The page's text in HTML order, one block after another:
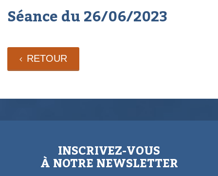
Séance du 26/06/2023
RETOUR
INSCRIVEZ-VOUS
À NOTRE NEWSLETTER